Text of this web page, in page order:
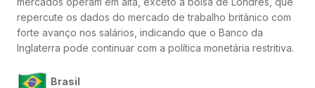
repercute os dados do mercado de trabalho britânico com
forte avanço nos salários, indicando que o Banco da
Inglaterra pode continuar com a política monetária restritiva.
Brasil